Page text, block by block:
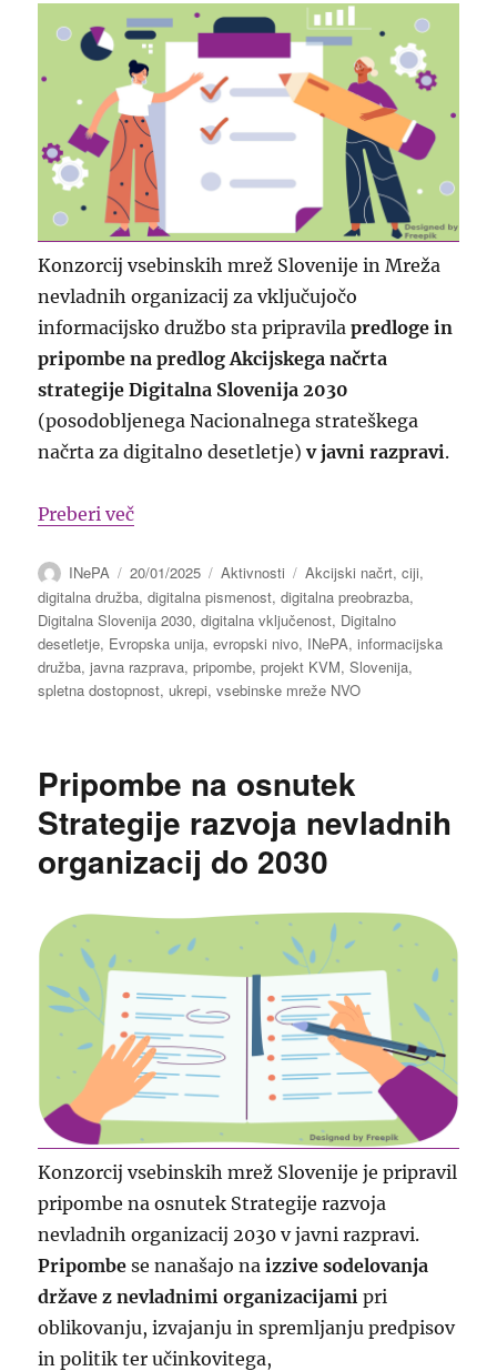
Konzorcij vsebinskih mrež Slovenije in Mreža
nevladnih organizacij za vključujočo
informacijsko družbo sta pripravilapredloge in
pripombe na predlog Akcijskega načrta
strategije Digitalna Slovenija 2030
(posodobljenega Nacionalnega strateškega
načrta za digitalno desetletje)v javni razpravi.
Preberi več“Pripombe na predlog Akcijskega
Avtor
INePA
Objavljeno
dne
20/01/2025 Kategorije
Aktivnosti Oznake
Akcijski načrt,ciji,
digitalna družba,digitalna pismenost,digitalna preobrazba,
Digitalna Slovenija 2030,digitalna vključenost, Digitalno
desetletje, Evropska unija,evropski nivo, INePA,informacijska
družba,javna razprava,pripombe,projekt KVM,Slovenija,
spletna dostopnost, ukrepi,vsebinske mreže NVO
Pripombe na osnutek
Strategije razvoja nevladnih
organizacij do 2030
Konzorcij vsebinskih mrež Slovenije je pripravil
pripombe na osnutek Strategije razvoja
nevladnih organizacij 2030 v javni razpravi.
Pripombe se nanašajo naizzive sodelovanja
države z nevladnimi organizacijami pri
oblikovanju, izvajanju in spremljanju predpisov
in politik ter učinkovitega,